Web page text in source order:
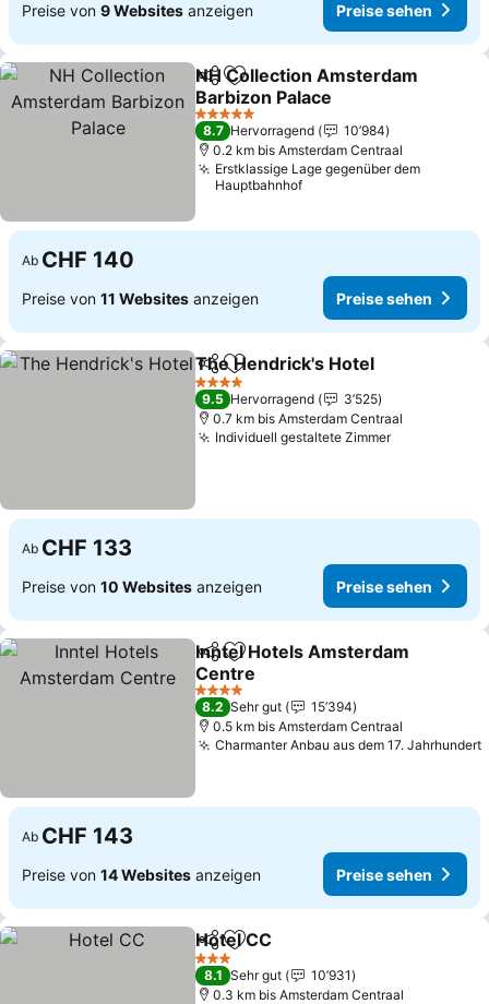
Preise von 9 Websites anzeigen Preise sehen
TeilenZu Favoriten hinzufügen
NH Collection Amsterdam
Barbizon Palace
Preise sehen
5 Sterne
8.7 Hervorragend
10’984
0.2 km bis Amsterdam Centraal
Erstklassige Lage gegenüber dem
Hauptbahnhof
Ab CHF 140
Preise von 11 Websites anzeigen Preise sehen
TeilenZu Favoriten hinzufügen
The Hendrick's Hotel
4 Sterne
9.5 Hervorragend
3’525
0.7 km bis Amsterdam Centraal
Individuell gestaltete ZimmerPreise
Ab CHF 133
Preise von 10 Websites anzeigen Preise sehen
TeilenZu Favoriten hinzufügen
Inntel Hotels Amsterdam
Centre
Preise sehen
4 Sterne
8.2 Sehr gut
15’394
0.5 km bis Amsterdam Centraal
Charmanter Anbau aus dem 17. Jahrhundert
Ab CHF 143
Preise von 14 Websites anzeigen Preise sehen
TeilenZu Favoriten hinzufügen
Hotel CC
3 Sterne
8.1 Sehr gut
10’931
0.3 km bis Amsterdam Centraal